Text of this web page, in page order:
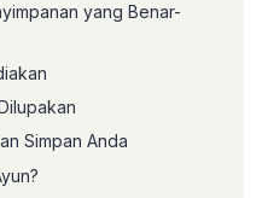
yang Benar-
Simpan Anda